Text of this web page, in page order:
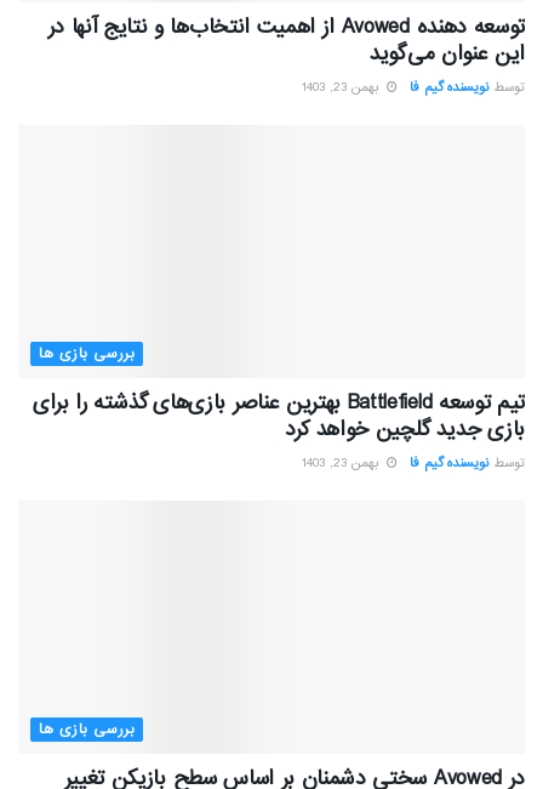
توسعه دهنده Avowed از اهمیت انتخاب‌ها و نتایج آنها در
این عنوان می‌گوید
توسط نویسنده گیم فا بهمن 23, 1403
بررسی بازی ها
تیم توسعه Battlefield بهترین عناصر بازی‌های گذشته را برای
بازی جدید گلچین خواهد کرد
توسط نویسنده گیم فا بهمن 23, 1403
بررسی بازی ها
در Avowed سختی دشمنان بر اساس سطح بازیکن تغییر